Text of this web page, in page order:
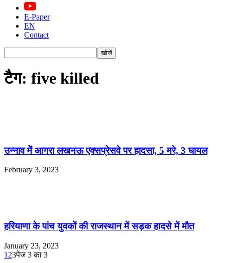
E-Paper
EN
Contact
टैग: five killed
उन्नाव मेें आगरा लखनऊ एक्‍सप्रेसवे पर हादसा, 5 मरे, 3 घायल
February 3, 2023
हरियाणा के पांच युवकों की राजस्थान में सड़क हादसे में मौत
January 23, 2023
1 23पेज 3 का 3